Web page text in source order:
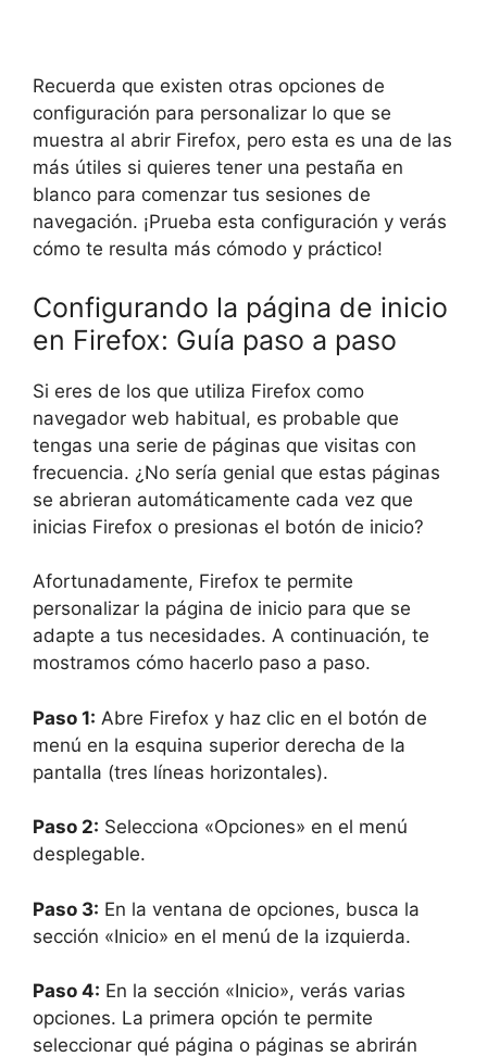
Recuerda que existen otras opciones de
configuración para personalizar lo que se
muestra al abrir Firefox, pero esta es una de las
más útiles si quieres tener una pestaña en
blanco para comenzar tus sesiones de
navegación. ¡Prueba esta configuración y verás
cómo te resulta más cómodo y práctico!
Configurando la página de inicio
en Firefox: Guía paso a paso
Si eres de los que utiliza Firefox como
navegador web habitual, es probable que
tengas una serie de páginas que visitas con
frecuencia. ¿No sería genial que estas páginas
se abrieran automáticamente cada vez que
inicias Firefox o presionas el botón de inicio?
Afortunadamente, Firefox te permite
personalizar la página de inicio para que se
adapte a tus necesidades. A continuación, te
mostramos cómo hacerlo paso a paso.
Paso 1: Abre Firefox y haz clic en el botón de
menú en la esquina superior derecha de la
pantalla (tres líneas horizontales).
Paso 2: Selecciona «Opciones» en el menú
desplegable.
Paso 3: En la ventana de opciones, busca la
sección «Inicio» en el menú de la izquierda.
Paso 4: En la sección «Inicio», verás varias
opciones. La primera opción te permite
seleccionar qué página o páginas se abrirán